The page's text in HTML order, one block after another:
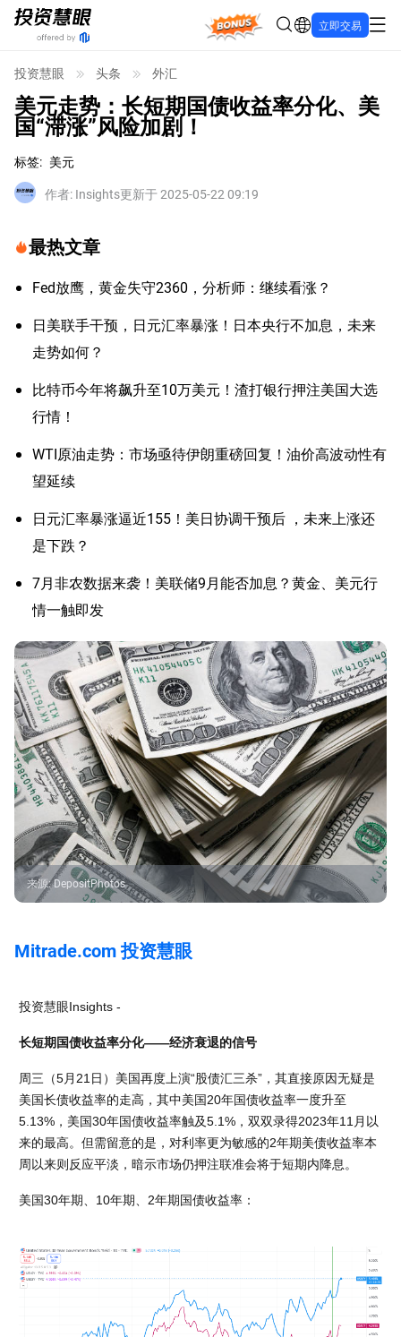
Bonus 立即交易
投资慧眼 头条 外汇
美元走势：长短期国债收益率分化、美
国“滞涨”风险加剧！
标签: 美元
作者: Insights更新于 2025-05-22 09:19
最热文章
Fed放鹰，黄金失守2360，分析师：继续看涨？
日美联手干预，日元汇率暴涨！日本央行不加息，未来
走势如何？
比特币今年将飙升至10万美元！渣打银行押注美国大选
行情！
WTI原油走势：市场亟待伊朗重磅回复！油价高波动性有
望延续
日元汇率暴涨逼近155！美日协调干预后 ，未来上涨还
是下跌？
7月非农数据来袭！美联储9月能否加息？黄金、美元行
情一触即发
来源:DepositPhotos
Mitrade.com 投资慧眼
投资慧眼Insights -
长短期国债收益率分化——经济衰退的信号
周三（5月21日）美国再度上演“股债汇三杀”，其直接原因无疑是
美国长债收益率的走高，其中美国20年国债收益率一度升至
5.13%，美国30年国债收益率触及5.1%，双双录得2023年11月以
来的最高。但需留意的是，对利率更为敏感的2年期美债收益率本
周以来则反应平淡，暗示市场仍押注联准会将于短期内降息。
美国30年期、10年期、2年期国债收益率：